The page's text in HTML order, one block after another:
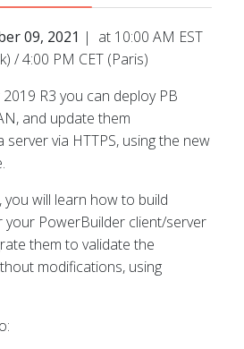
09, 2021 | at 10:00 AM EST
/ 4:00 PM CET (Paris)
R3 you can deploy PB
and update them
via HTTPS, using the new
will learn how to build
PowerBuilder client/server
them to validate the
modifications, using